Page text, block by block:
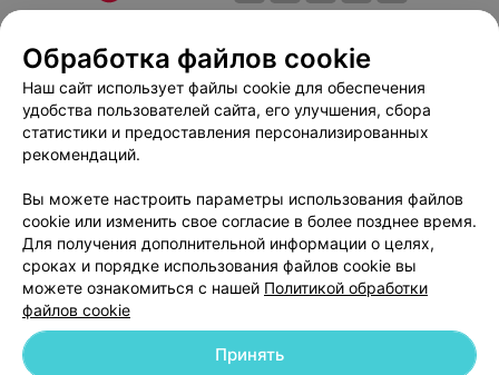
Медицинский маркетинг
Публичный договор
Пользовательское соглашение
Способы оплаты
Вакансии
Партнеры
Написать руководителю 103.by
Персональные настройки cookie
Обработка персональных данных
Обработка файлов cookie
Наш сайт использует файлы cookie для обеспечения
удобства пользователей сайта, его улучшения, сбора
статистики и предоставления персонализированных
рекомендаций.
Вы можете настроить параметры использования файлов
cookie или изменить свое согласие в более позднее время.
Для получения дополнительной информации о целях,
сроках и порядке использования файлов cookie вы
можете ознакомиться с нашей Политикой обработки
файлов cookie
Принять